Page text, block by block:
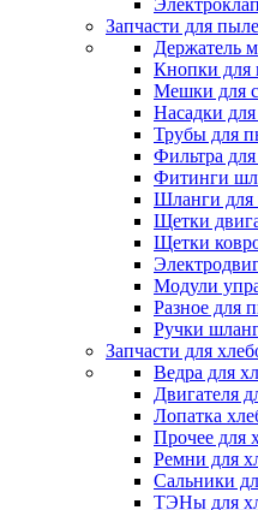
Запчасти для
Держатель
Кнопки для
Мешки для
Насадки
Трубы для
Фильтра
Фитинги
Шланги для
Щетки
Щетки
Модули
Разное для
Ручки
Запчасти для
Ведра для
Двигателя
Лопатка
Прочее для
Ремни для
Сальники
ТЭНы для